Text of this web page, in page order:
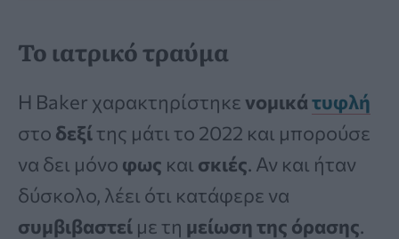
Το ιατρικό τραύμα
Η Baker χαρακτηρίστηκενομικάτυφλή
στο δεξίτης μάτι το 2022 και μπορούσε
να δει μόνο φως και σκιές. Αν και ήταν
δύσκολο, λέει ότι κατάφερε να
συμβιβαστεί με τη μείωσητης όρασης.